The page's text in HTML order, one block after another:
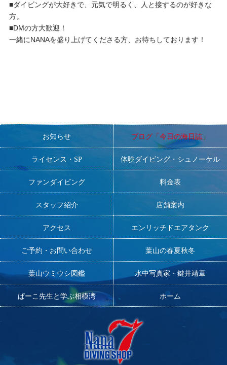
■ダイビングが大好きで、元気で明るく、人と接するのが好きな
方。
■DMの方大歓迎！
一緒にNANAを盛り上げてくださる方、お待ちしております！
お知らせ ブログ「今日の海日誌」
ライセンス・SP 体験ダイビング・シュノーケル
ファンダイビング 料金表
スタッフ紹介 店舗案内
アクセス エンリッチドエアタンク
ご予約・お問い合わせ 葉山の春夏秋冬
葉山ウミウシ図鑑 水中写真家・鍵井靖章
ぱーこ先生と学ぶ相模湾 ホーム